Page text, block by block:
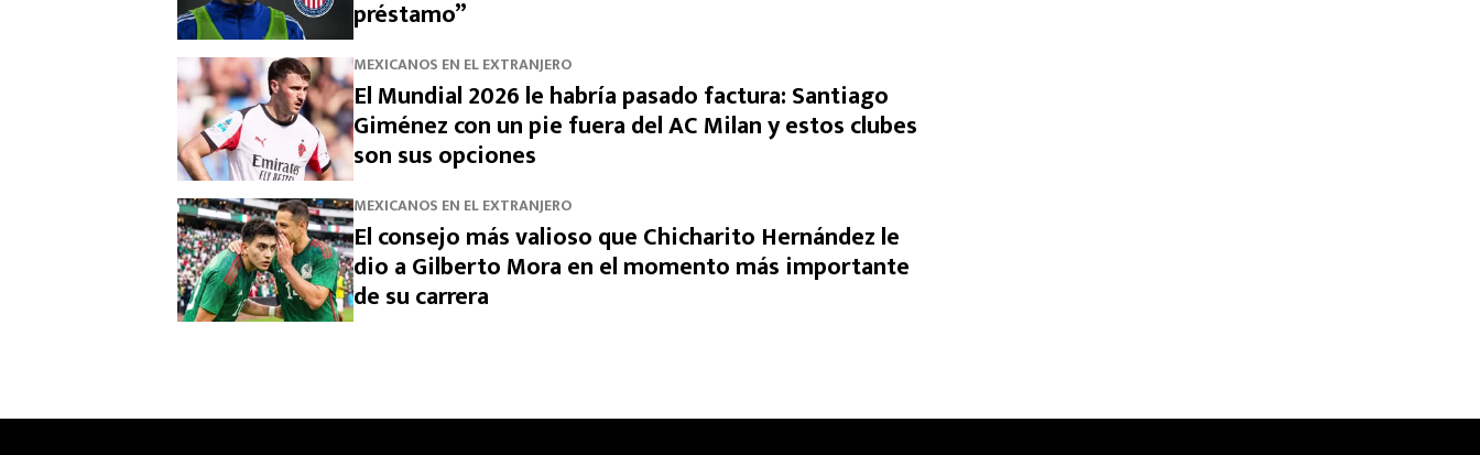
préstamo”
MEXICANOS EN EL EXTRANJERO
El Mundial 2026 le habría pasado factura: Santiago
Giménez con un pie fuera del AC Milan y estos clubes
son sus opciones
MEXICANOS EN EL EXTRANJERO
El consejo más valioso que Chicharito Hernández le
dio a Gilberto Mora en el momento más importante
de su carrera